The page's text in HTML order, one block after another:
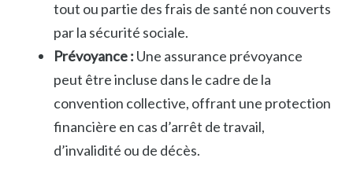
tout ou partie des frais de santé non couverts
par la sécurité sociale.
Prévoyance : Une assurance prévoyance
peut être incluse dans le cadre de la
convention collective, offrant une protection
financière en cas d’arrêt de travail,
d’invalidité ou de décès.